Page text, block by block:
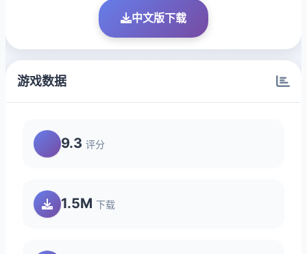
中文版下载
游戏数据
9.3 评分
1.5M 下载